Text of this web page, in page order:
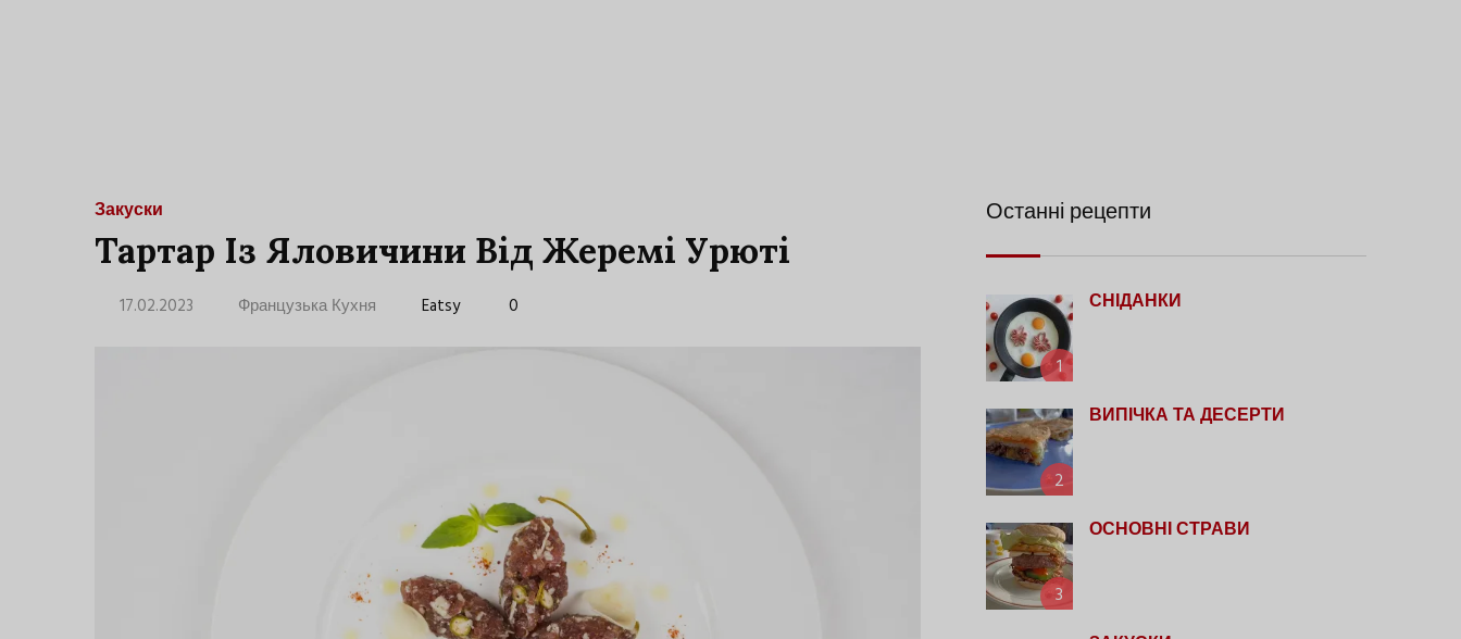
Закуски
Тартар Із Яловичини Від Жеремі Урюті
17.02.2023 Французька Кухня Eatsy 0
Останні рецепти
1
СНІДАНКИ
2
ВИПІЧКА ТА ДЕСЕРТИ
3
ОСНОВНІ СТРАВИ